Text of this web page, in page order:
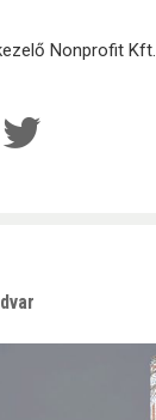
Nonprofit Kft.